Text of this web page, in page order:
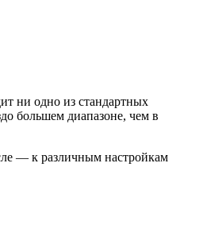
ни одно из стандартных
большем диапазоне, чем в
— к различным настройкам